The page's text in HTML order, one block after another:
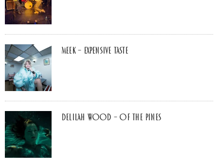
MEEK – Expensive Taste
Delilah Wood – of the pines